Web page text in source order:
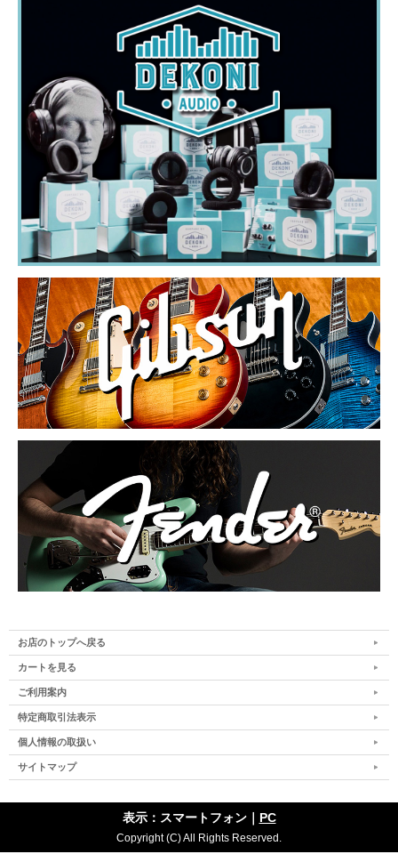
お店のトップへ戻る
カートを見る
ご利用案内
特定商取引法表示
個人情報の取扱い
サイトマップ
表示：スマートフォン｜ PC
Copyright (C) All Rights Reserved.